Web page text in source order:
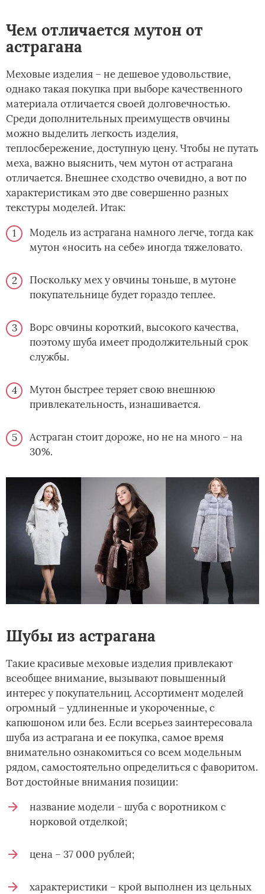
Чем отличается мутон от
астрагана
Меховые изделия – не дешевое удовольствие,
однако такая покупка при выборе качественного
материала отличается своей долговечностью.
Среди дополнительных преимуществ овчины
можно выделить легкость изделия,
теплосбережение, доступную цену. Чтобы не путать
меха, важно выяснить, чем мутон от астрагана
отличается. Внешнее сходство очевидно, а вот по
характеристикам это две совершенно разных
текстуры моделей. Итак:
Модель из астрагана намного легче, тогда как
мутон «носить на себе» иногда тяжеловато.
Поскольку мех у овчины тоньше, в мутоне
покупательнице будет гораздо теплее.
Ворс овчины короткий, высокого качества,
поэтому шуба имеет продолжительный срок
службы.
Мутон быстрее теряет свою внешнюю
привлекательность, изнашивается.
Астраган стоит дороже, но не на много – на
30%.
Шубы из астрагана
Такие красивые меховые изделия привлекают
всеобщее внимание, вызывают повышенный
интерес у покупательниц. Ассортимент моделей
огромный – удлиненные и укороченные, с
капюшоном или без. Если всерьез заинтересовала
шуба из астрагана и ее покупка, самое время
внимательно ознакомиться со всем модельным
рядом, самостоятельно определиться с фаворитом.
Вот достойные внимания позиции:
название модели - шуба с воротником с
норковой отделкой;
цена – 37 000 рублей;
характеристики – крой выполнен из цельных